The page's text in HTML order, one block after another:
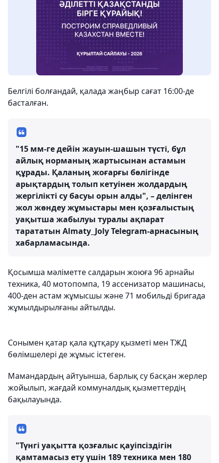
Белгілі болғандай, қалада жаңбыр сағат 16:00-де
басталған.
"15 мм-ге дейін жауын-шашын түсті, бұл
айлық норманың жартысынан астамын
құрады. Қаланың жоғарғы бөлігінде
арықтардың толып кетуінен жолдардың
жергілікті су басуы орын алды", – делінген
жол жөндеу жұмыстары мен қозғалыстың
уақытша жабылуы туралы ақпарат
тарататын Almaty_Joly Telegram-арнасының
хабарламасында.
Қосымша мәліметте салдарын жоюға 96 арнайы
техника, 40 мотопомпа, 19 ассенизатор машинасы,
400-ден астам жұмысшы және 71 мобильді бригада
жұмылдырылғаны айтылды.
Сонымен қатар қала құтқару қызметі мен ТЖД
бөлімшелері де жұмыс істеген.
Мамандардың айтуынша, барлық су басқан жерлер
жойылып, жағдай коммуналдық қызметтердің
бақылауында.
"Түнгі уақытта қозғалыс қауіпсіздігін
қамтамасыз ету үшін 189 техника мен 180